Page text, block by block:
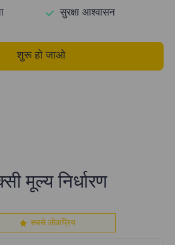
सुरक्षा आश्वासन
शुरू हो जाओ
मूल्य निर्धारण
सबसे लोकप्रिय